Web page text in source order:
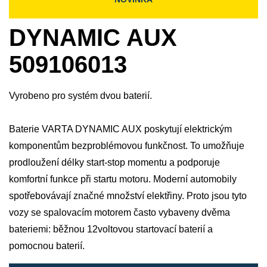
DYNAMIC AUX
509106013
Vyrobeno pro systém dvou baterií.
Baterie VARTA DYNAMIC AUX poskytují elektrickým
komponentům bezproblémovou funkčnost. To umožňuje
prodloužení délky start-stop momentu a podporuje
komfortní funkce při startu motoru. Moderní automobily
spotřebovávají značné množství elektřiny. Proto jsou tyto
vozy se spalovacím motorem často vybaveny dvěma
bateriemi: běžnou 12voltovou startovací baterií a
pomocnou baterií.